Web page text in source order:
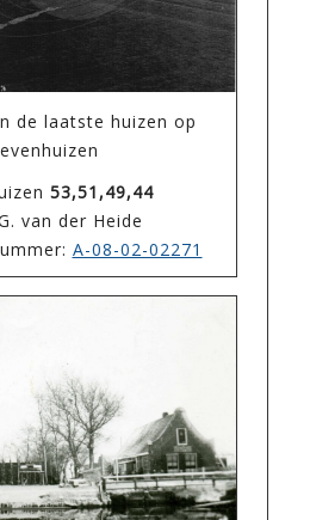
de laatste huizen op
53,51,49,44
van der Heide
A-08-02-02271